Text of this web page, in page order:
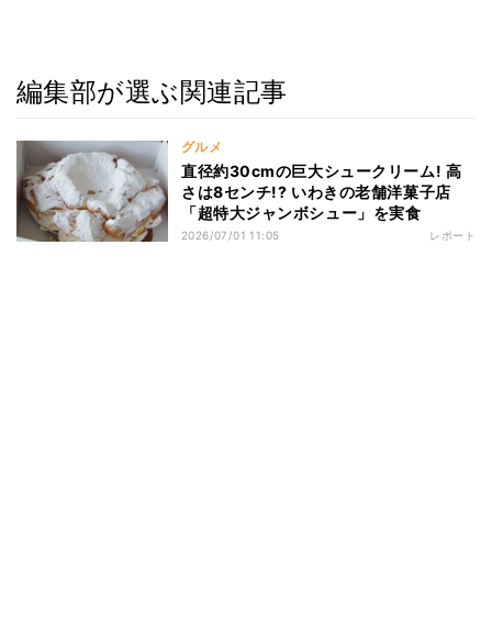
編集部が選ぶ関連記事
グルメ
直径約30cmの巨大シュークリーム! 高
さは8センチ!? いわきの老舗洋菓子店
「超特大ジャンボシュー」を実食
2026/07/01 11:05 レポート